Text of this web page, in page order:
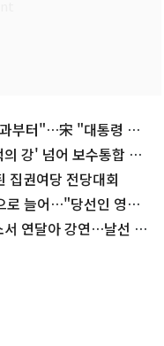
부터"…宋 "대통령 지
강' 넘어 보수통합 띄
집권여당 전당대회
로 늘어…"당선인 영향
서 연달아 강연…날선 공